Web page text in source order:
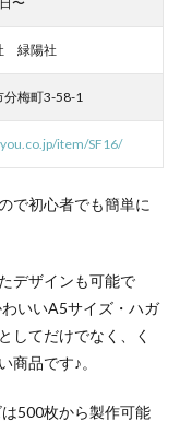
緑陽社
分梅町3-58-1
item/SF16/
で初心者でも簡単に
デザインも可能で
いいA5サイズ・ハガ
してだけでなく、く
商品です♪。
500枚から製作可能